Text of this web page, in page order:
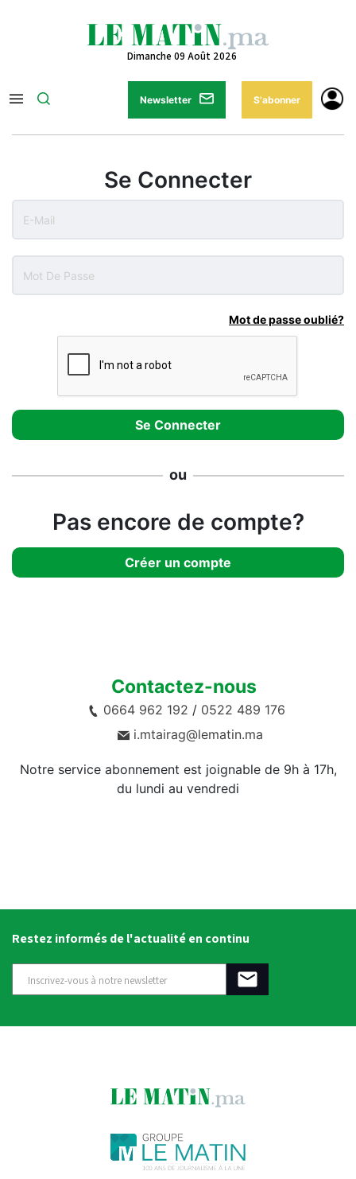
Dimanche 09 Août 2026
Newsletter S'abonner
Se Connecter
Mot de passe oublié?
ou
Pas encore de compte?
Créer un compte
Contactez-nous
0664 962 192 / 0522 489 176
i.mtairag@lematin.ma
Notre service abonnement est joignable de 9h à 17h,
du lundi au vendredi
Restez informés de l'actualité en continu